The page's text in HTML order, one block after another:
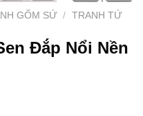
GỐM SỨ / TRANH TỨ
Đắp Nổi Nền